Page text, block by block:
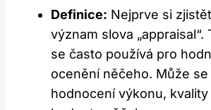
Definice: Nejprve si
význam slova „appraisal“.
se často používá pro
ocenění něčeho. Může se
hodnocení výkonu, kvality